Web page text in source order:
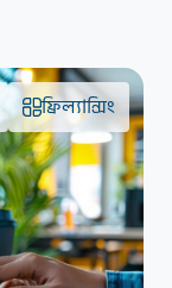
ফ্রিল্যান্সিং